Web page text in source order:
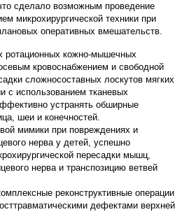
сделало возможным проведение
микрохирургической техники при
оперативных вмешательств.
ротационных кожно-мышечных
кровоснабжением и свободной
сложносоставных лоскутов мягких
с использованием тканевых
устранять обширные
шеи и конечностей.
мимики при повреждениях и
нерва у детей, успешно
пересадки мышц,
нерва и транспозицию ветвей
реконструктивные операции
дефектами верхней